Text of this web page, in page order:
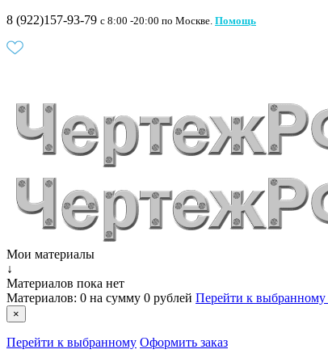
8 (922)157-93-79 c 8:00 -20:00 по Москве. Помощь
Мои материалы
↓
Материалов пока нет
Материалов: 0 на сумму 0 рублей Перейти к выбранному
×
Перейти к выбранному Оформить заказ